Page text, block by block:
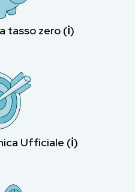
tasso zero (ℹ︎)
Ufficiale (ℹ︎)